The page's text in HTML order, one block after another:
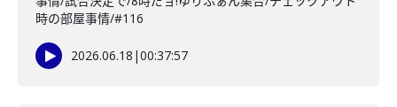
時の部屋事情/#116
2026.06.18 |00:37:57